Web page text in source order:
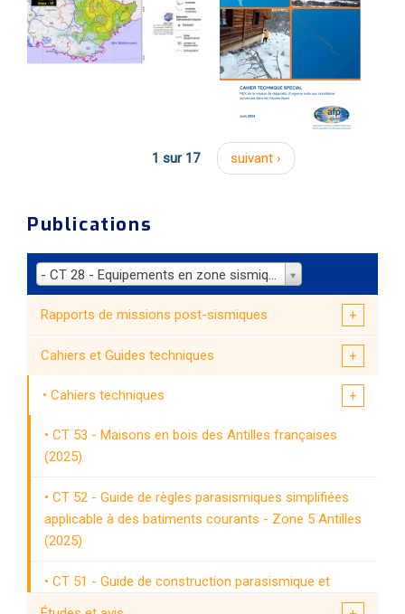
1 sur 17 suivant ›
Publications
Rapports de missions post-sismiques
Cahiers et Guides techniques
Cahiers techniques
CT 53 - Maisons en bois des Antilles françaises
(2025)
CT 52 - Guide de règles parasismiques simplifiées
applicable à des batiments courants - Zone 5 Antilles
(2025)
CT 51 - Guide de construction parasismique et
paracyclonique de maisons individuelles a structure